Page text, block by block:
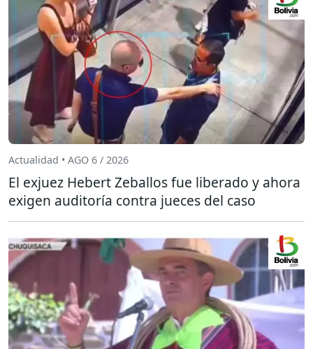
Actualidad • AGO 6 / 2026
El exjuez Hebert Zeballos fue liberado y ahora
exigen auditoría contra jueces del caso